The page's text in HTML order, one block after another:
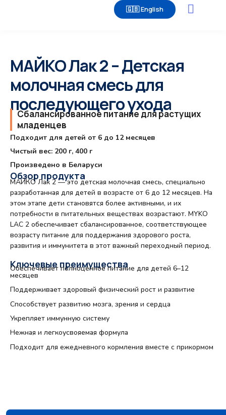
🇬🇧 English
МАЙКО Лак 2 – Детская
молочная смесь для
последующего ухода
Сбалансированное питание для растущих
младенцев
Подходит для детей от 6 до 12 месяцев
Чистый вес: 200 г, 400 г
Произведено в Беларуси
Обзор продукта
МАЙКО Лак 2 — это детская молочная смесь, специально
разработанная для детей в возрасте от 6 до 12 месяцев. На
этом этапе дети становятся более активными, и их
потребности в питательных веществах возрастают. MYKO
LAC 2 обеспечивает сбалансированное, соответствующее
возрасту питание для поддержания здорового роста,
развития и иммунитета в этот важный переходный период.
Ключевые преимущества
Обеспечивает полноценное питание для детей 6–12
месяцев
Поддерживает здоровый физический рост и развитие
Способствует развитию мозга, зрения и сердца
Укрепляет иммунную систему
Нежная и легкоусвояемая формула
Подходит для ежедневного кормления вместе с прикормом